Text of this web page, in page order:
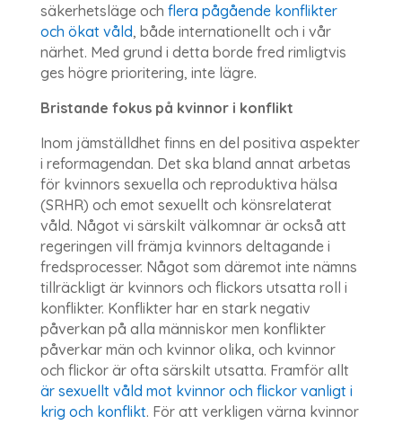
säkerhetsläge och flera pågående konflikter
och ökat våld, både internationellt och i vår
närhet. Med grund i detta borde fred rimligtvis
ges högre prioritering, inte lägre.
Bristande fokus på kvinnor i konflikt
Inom jämställdhet finns en del positiva aspekter
i reformagendan. Det ska bland annat arbetas
för kvinnors sexuella och reproduktiva hälsa
(SRHR) och emot sexuellt och könsrelaterat
våld. Något vi särskilt välkomnar är också att
regeringen vill främja kvinnors deltagande i
fredsprocesser. Något som däremot inte nämns
tillräckligt är kvinnors och flickors utsatta roll i
konflikter. Konflikter har en stark negativ
påverkan på alla människor men konflikter
påverkar män och kvinnor olika, och kvinnor
och flickor är ofta särskilt utsatta. Framför allt
är sexuellt våld mot kvinnor och flickor vanligt i
krig och konflikt. För att verkligen värna kvinnor